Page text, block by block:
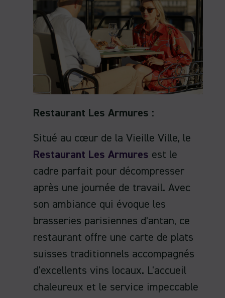
Restaurant Les Armures :
Situé au cœur de la Vieille Ville, le
Restaurant Les Armures est le
cadre parfait pour décompresser
après une journée de travail. Avec
son ambiance qui évoque les
brasseries parisiennes d'antan, ce
restaurant offre une carte de plats
suisses traditionnels accompagnés
d'excellents vins locaux. L'accueil
chaleureux et le service impeccable